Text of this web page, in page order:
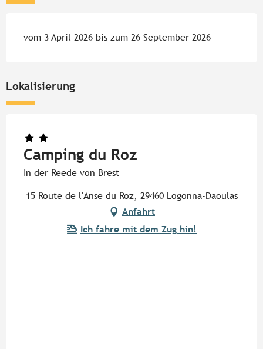
vom 3 April 2026 bis zum 26 September 2026
Lokalisierung
Camping du Roz
In der Reede von Brest
15 Route de l'Anse du Roz, 29460 Logonna-Daoulas
Anfahrt
Ich fahre mit dem Zug hin!